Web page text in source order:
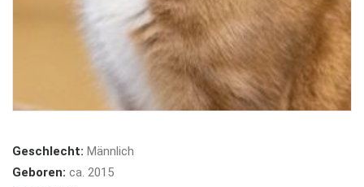
Geschlecht: Männlich
Geboren: ca. 2015